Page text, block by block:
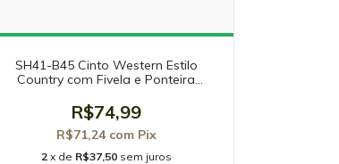
SH41-B45 Cinto Western Estilo
Country com Fivela e Ponteira
R$74,99
R$71,24 com Pix
2 x de R$37,50 sem juros